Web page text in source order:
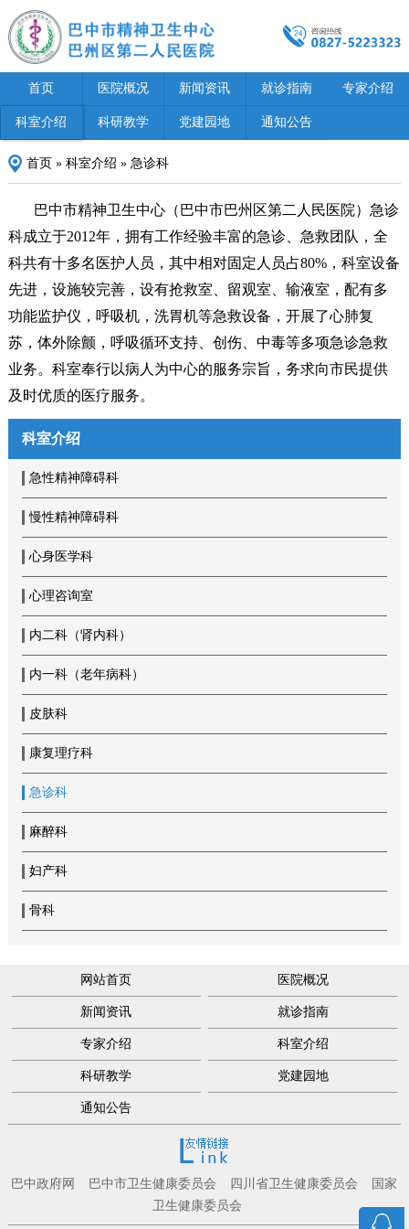
首页 医院概况 新闻资讯 就诊指南 专家介绍
科室介绍 科研教学 党建园地 通知公告
首页» 科室介绍 » 急诊科
巴中市精神卫生中心（巴中市巴州区第二人民医院）急诊
科成立于2012年，拥有工作经验丰富的急诊、急救团队，全
科共有十多名医护人员，其中相对固定人员占80%，科室设备
先进，设施较完善，设有抢救室、留观室、输液室，配有多
功能监护仪，呼吸机，洗胃机等急救设备，开展了心肺复
苏，体外除颤，呼吸循环支持、创伤、中毒等多项急诊急救
业务。科室奉行以病人为中心的服务宗旨，务求向市民提供
及时优质的医疗服务。
科室介绍
急性精神障碍科
慢性精神障碍科
心身医学科
心理咨询室
内二科（肾内科）
内一科（老年病科）
皮肤科
康复理疗科
急诊科
麻醉科
妇产科
骨科
网站首页 医院概况
新闻资讯 就诊指南
专家介绍 科室介绍
科研教学 党建园地
通知公告
巴中政府网 巴中市卫生健康委员会 四川省卫生健康委员会
国家
卫生健康委员会